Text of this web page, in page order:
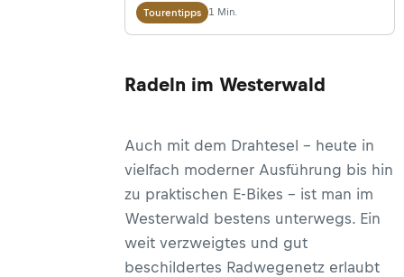
Fachwerkdörfer, interessante Klöster
und alte Steinbrüche. Der
aussichtsreiche, idyllische und
Rhein in Deutschland.&nbsp;
Tourentipps 1 Min.
Radeln im Westerwald
Auch mit dem Drahtesel - heute in
vielfach moderner Ausführung bis hin
zu praktischen E-Bikes - ist man im
Westerwald bestens unterwegs. Ein
weit verzweigtes und gut
beschildertes Radwegenetz erlaubt